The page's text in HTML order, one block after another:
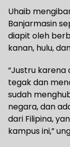
Uhaib
Banjarmasin
diapit oleh
kanan, hulu,
“Justru
tegak dan
sudah
negara, dan
dari Filipina,
kampus ini,”